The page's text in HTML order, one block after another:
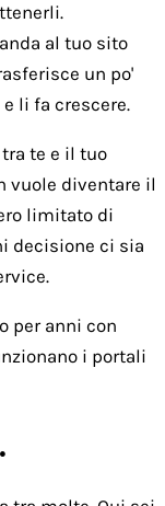
al tuo sito
un po'
li fa crescere.
te e il tuo
vuole diventare il
limitato di
decisione ci sia
per anni con
i portali